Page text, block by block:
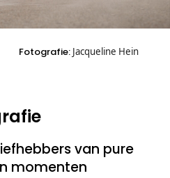
Fotografie: Jacqueline Hein
van pure
momenten